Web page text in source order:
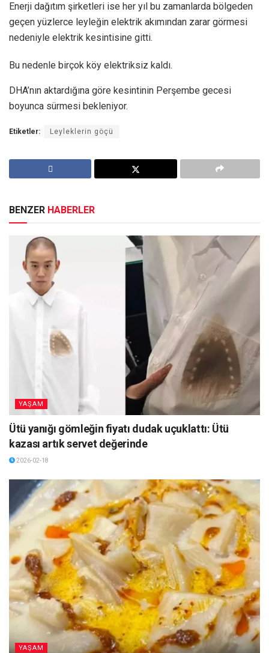
Enerji dağıtım şirketleri ise her yıl bu zamanlarda bölgeden
geçen yüzlerce leyleğin elektrik akımından zarar görmesi
nedeniyle elektrik kesintisine gitti.
Bu nedenle birçok köy elektriksiz kaldı.
DHA’nın aktardığına göre kesintinin Perşembe gecesi
boyunca sürmesi bekleniyor.
Etiketler: Leyleklerin göçü
BENZER HABERLER
YAŞAM
Ütü yanığı gömleğin fiyatı dudak uçuklattı: Ütü
kazası artık servet değerinde
2026-02-18
YAŞAM